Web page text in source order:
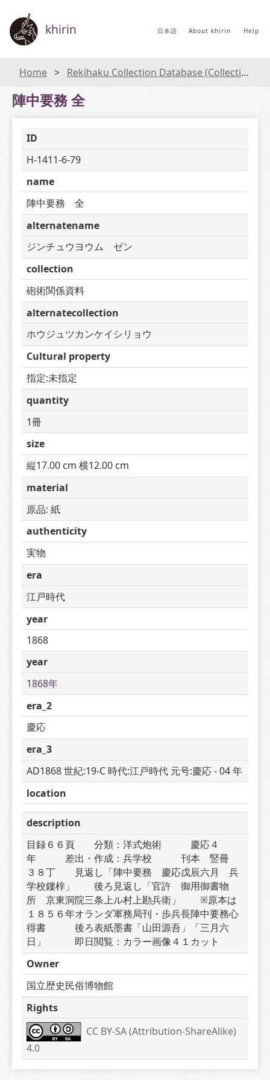
khirin 日本語 About khirin Help
Home Rekihaku Collection Database (Collections Database of the National Museum of Japanese History)
陣中要務 全
ID
H-1411-6-79
name
陣中要務　全
alternatename
ジンチュウヨウム　ゼン
collection
砲術関係資料
alternatecollection
ホウジュツカンケイシリョウ
Cultural property
指定:未指定
quantity
1冊
size
縦17.00 cm 横12.00 cm
material
原品: 紙
authenticity
実物
era
江戸時代
year
1868
year
1868年
era_2
慶応
era_3
AD1868 世紀:19-C 時代:江戸時代 元号:慶応 - 04 年
location
description
目録６６頁　　分類：洋式炮術　　　慶応４
年　　　差出・作成：兵学校　　　刊本　竪冊
３８丁　　見返し「陣中要務　慶応戊辰六月　兵
学校鏤梓」　　後ろ見返し「官許　御用御書物
所　京東洞院三条上ル村上勘兵衛」　　※原本は
１８５６年オランダ軍務局刊・歩兵長陣中要務心
得書　　　後ろ表紙墨書「山田源吾」「三月六
日」　　　即日閲覧：カラー画像４１カット
Owner
国立歴史民俗博物館
Rights
CC BY-SA (Attribution-ShareAlike)
4.0